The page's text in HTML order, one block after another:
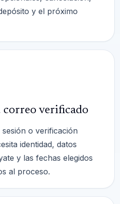
y el próximo
verificado
o verificación
identidad, datos
y las fechas elegidos
al proceso.